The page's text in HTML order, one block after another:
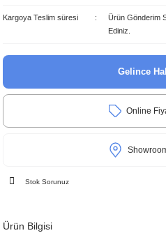
Kargoya Teslim süresi
Ürün Gönderim
Ediniz.
Gelince
Online
Stok Sorunuz
Ürün Bilgisi